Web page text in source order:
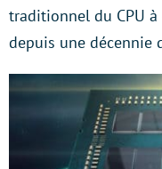
traditionnel du CPU
depuis une décennie